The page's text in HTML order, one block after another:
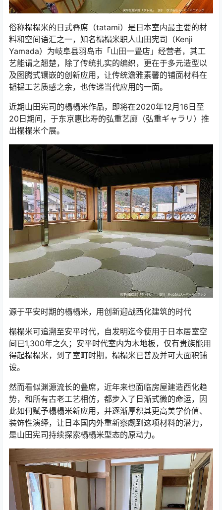
俗称榻榻米的日式叠席（tatami）是日本室内最主要的材
料和空间语汇之一，知名榻榻米职人山田宪司（Kenji
Yamada）为岐阜县羽岛市「山田一畳店」经营者，其工
艺能谓之翘楚，除了传统扎实的编织，更在于多元造型以
及图腾式镶嵌的创新应用，让传统澹雅素馨的铺面材料在
韬韫工艺质感之余，也传递当代应用的一面。
近期山田宪司的榻榻米作品，即将在2020年12月16日至
20日期间，于东京惠比寿的弘重艺廊（弘重ギャラリ）推
出榻榻米个展。
源于平安时期的榻榻米，用创新迎战西化建筑的时代
榻榻米可追溯至安平时代，自发明迄今使用于日本居室空
间已1,300年之久；安平时代室内为木地板，仅有贵族能用
得起榻榻米，到了室町时期，榻榻米已普及并可大面积铺
设。
然而看似渊源流长的叠席，近年来也面临房屋建造西化趋
势，和所有古老工艺相仿，都步入了日渐式微的命运，因
此如何赋予榻榻米新应用，并逐渐厚积其更高美学价值、
装饰性演绎，让日本国内外重新察觑到这项材料的潜力，
是山田宪司持续探索榻榻米型态的原动力。